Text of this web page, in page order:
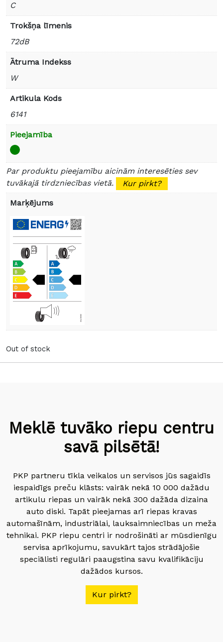
C
Trokšņa līmenis
72dB
Ātruma Indekss
W
Artikula Kods
6141
Pieejamība
Par produktu pieejamību aicinām interesēties sev
tuvākajā tirdzniecības vietā.
Kur pirkt?
Marķējums
Out of stock
Meklē tuvāko riepu centru
savā pilsētā!
PKP partneru tīkla veikalos un servisos jūs sagaidīs
iespaidīgs preču klāsts: vairāk nekā 10 000 dažādu
artikulu riepas un vairāk nekā 300 dažāda dizaina
auto diski. Tapāt pieejamas arī riepas kravas
automašīnām, industriālai, lauksaimniecības un meža
tehnikai. PKP riepu centri ir nodrošināti ar mūsdienīgu
servisa aprīkojumu, savukārt tajos strādājošie
speciālisti regulāri paaugstina savu kvalifikāciju
dažādos kursos.
Kur pirkt?